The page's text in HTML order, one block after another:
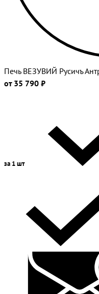
Печь ВЕЗУВИЙ Русичъ
от 35 790 ₽
за 1 шт